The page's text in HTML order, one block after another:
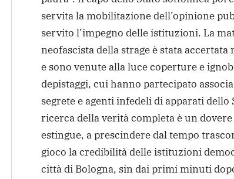
servita la mobilitazione dell’opinione
servito l’impegno delle istituzioni. La
neofascista della strage è stata accertata
e sono venute alla luce coperture e
depistaggi, cui hanno partecipato
segrete e agenti infedeli di apparati dello
ricerca della verità completa è un
estingue, a prescindere dal tempo
gioco la credibilità delle istituzioni
città di Bologna, sin dai primi minuti